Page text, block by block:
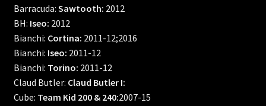
Barracuda: Sawtooth: 2012
BH: Iseo: 2012
Bianchi: Cortina: 2011-12;2016
Bianchi: Iseo: 2011-12
Bianchi: Torino: 2011-12
Claud Butler: Claud Butler I:
Cube: Team Kid 200 & 240:2007-15